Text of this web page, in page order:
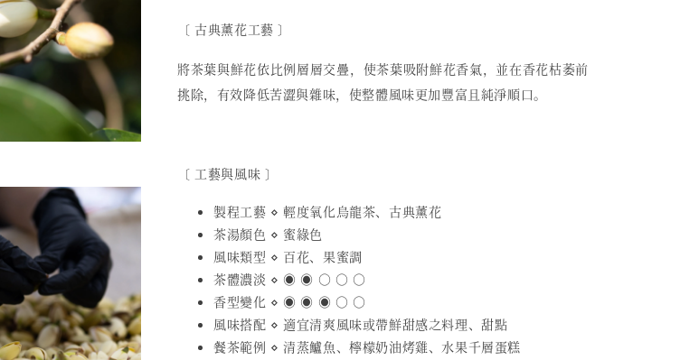
〔 古典薰花工藝 〕
將茶葉與鮮花依比例層層交疊，使茶葉吸附鮮花香氣，並在香花枯萎前
挑除，有效降低苦澀與雜味，使整體風味更加豐富且純淨順口。
〔 工藝與風味 〕
製程工藝 ⋄ 輕度氧化烏龍茶、古典薰花
茶湯顏色 ⋄ 蜜綠色
風味類型 ⋄ 百花、果蜜調
茶體濃淡 ⋄ ◉ ◉ ○ ○ ○
香型變化 ⋄ ◉ ◉ ◉ ○ ○
風味搭配 ⋄ 適宜清爽風味或帶鮮甜感之料理、甜點
餐茶範例 ⋄ 清蒸鱸魚、檸檬奶油烤雞、水果千層蛋糕